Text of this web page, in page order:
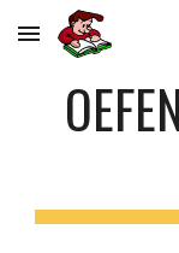
Skip to main content